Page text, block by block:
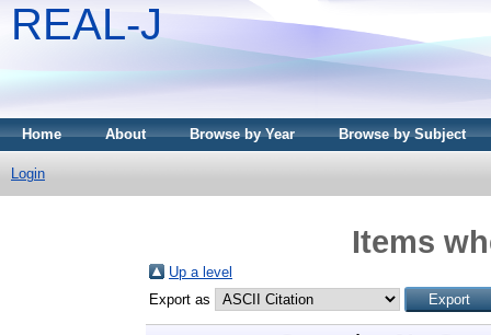
REAL-J
Home About Browse by Year Browse by Subject
Login
Items
Up a level
Export as